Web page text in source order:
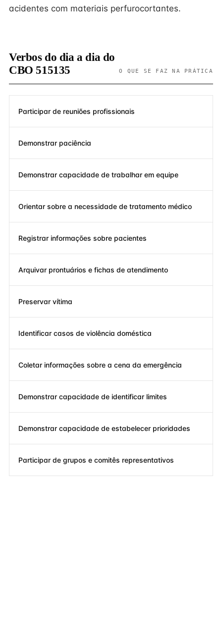
acidentes com materiais perfurocortantes.
Verbos do dia a dia do
CBO 515135
O QUE SE FAZ NA PRÁTICA
Participar de reuniões profissionais
Demonstrar paciência
Demonstrar capacidade de trabalhar em equipe
Orientar sobre a necessidade de tratamento médico
Registrar informações sobre pacientes
Arquivar prontuários e fichas de atendimento
Preservar vítima
Identificar casos de violência doméstica
Coletar informações sobre a cena da emergência
Demonstrar capacidade de identificar limites
Demonstrar capacidade de estabelecer prioridades
Participar de grupos e comitês representativos